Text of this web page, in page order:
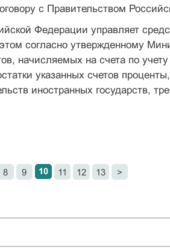
с Правительством
Федерации управляет
согласно утвержденному
начисляемых на счета по
указанных счетов
иностранных государств,
8 9 10 11 12 13 >